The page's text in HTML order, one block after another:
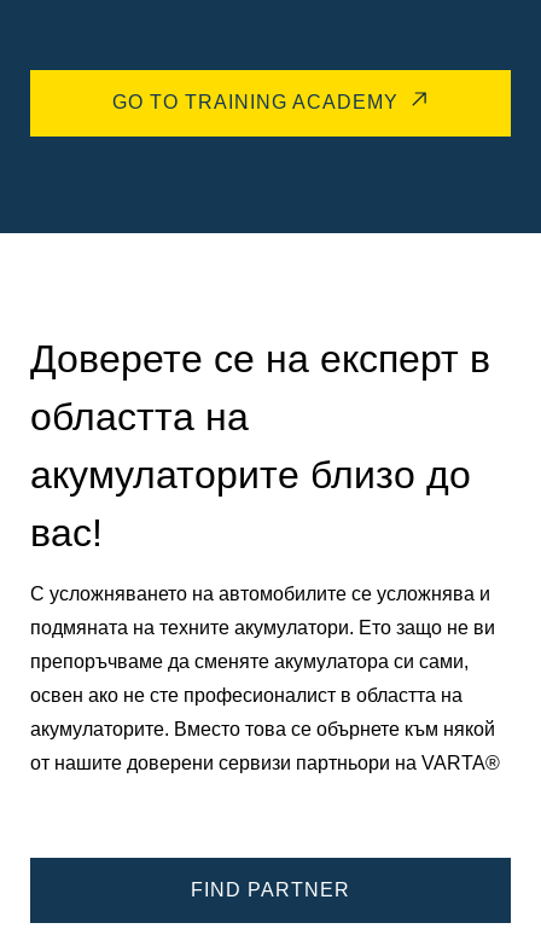
GO TO TRAINING ACADEMY
Доверете се на експерт в
областта на
акумулаторите близо до
вас!
С усложняването на автомобилите се усложнява и
подмяната на техните акумулатори. Ето защо не ви
препоръчваме да сменяте акумулатора си сами,
освен ако не сте професионалист в областта на
акумулаторите. Вместо това се обърнете към някой
от нашите доверени сервизи партньори на VARTA®
FIND PARTNER